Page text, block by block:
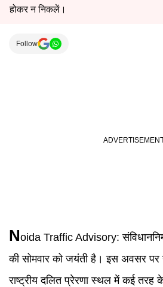
होकर न निकलें।
Follow
Noida Traffic Advisory:
की सोमवार को जयंती है। इस अवसर पर
राष्ट्रीय दलित प्रेरणा स्थल में कई